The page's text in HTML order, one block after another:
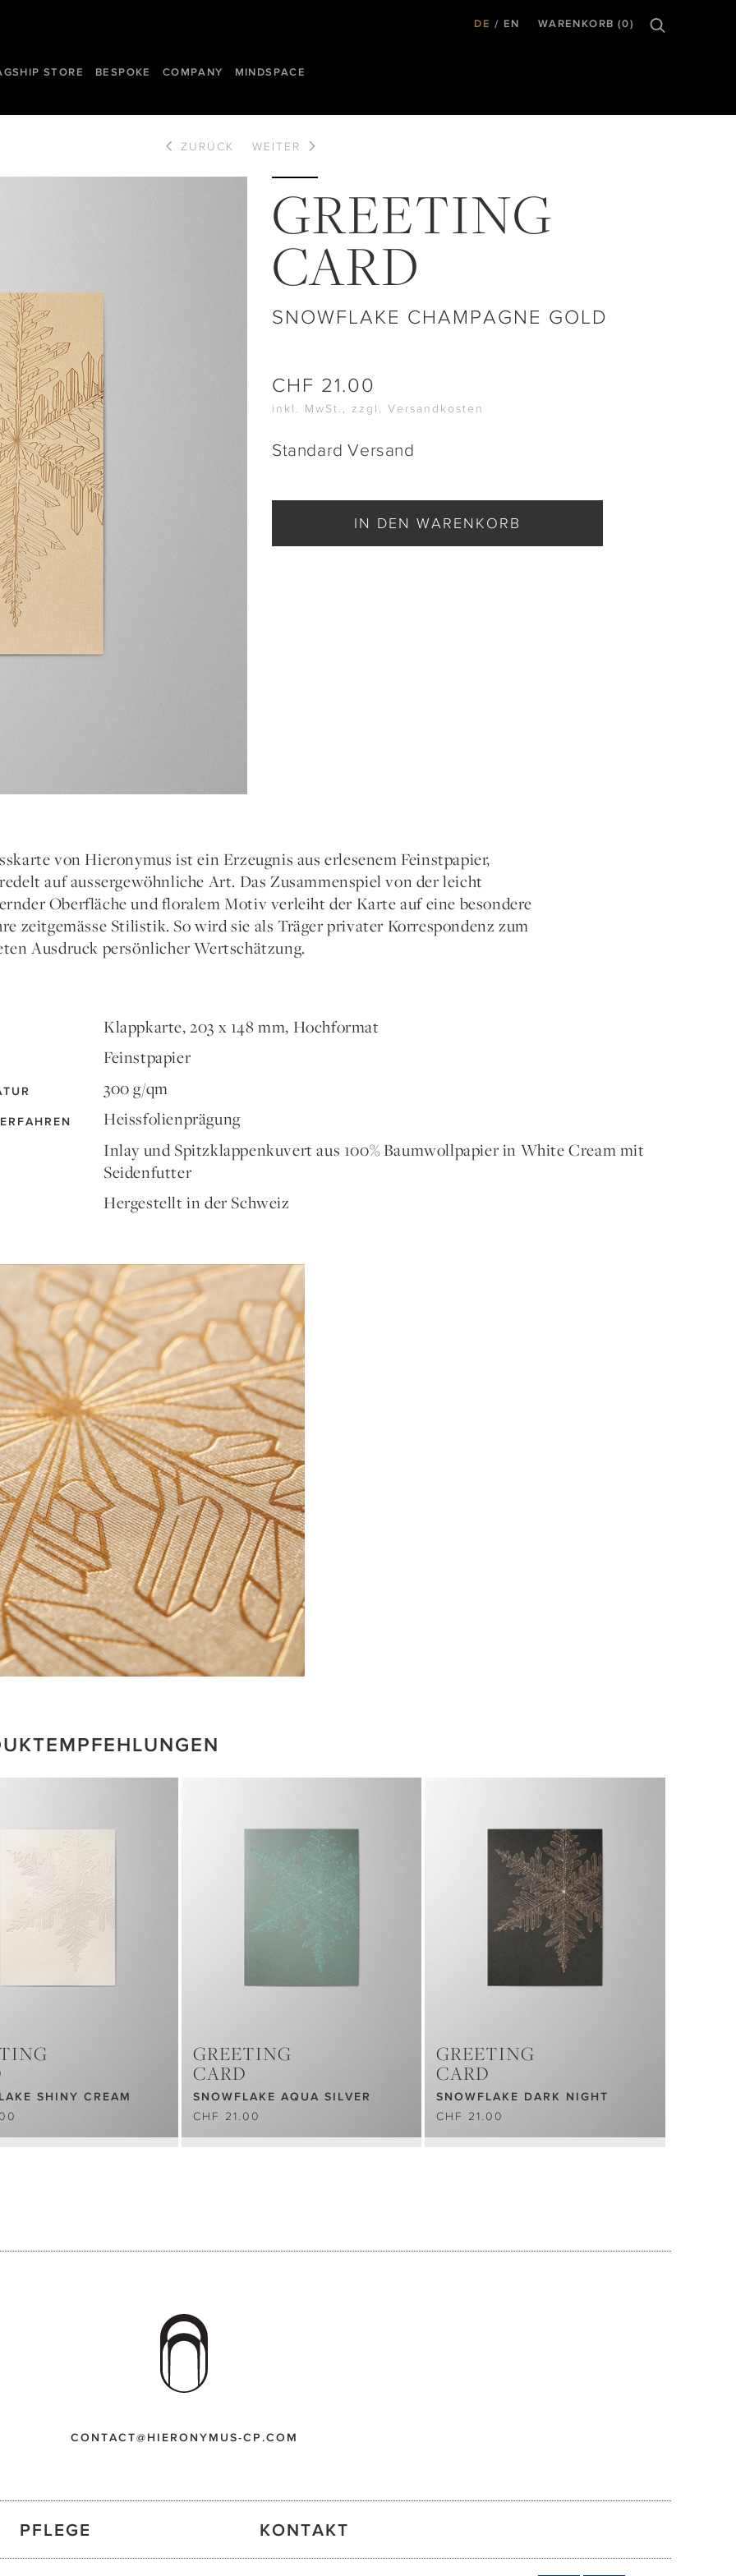
DE EN WARENKORB (0)
STORE BESPOKE COMPANY MINDSPACE
ZURÜCK WEITER
GREETING
CARD
SNOWFLAKE CHAMPAGNE GOLD
CHF 21.00
inkl. MwSt., zzgl. Versandkosten
Standard Versand
IN DEN WARENKORB
von Hieronymus ist ein Erzeugnis aus erlesenem Feinstpapier,
auf aussergewöhnliche Art. Das Zusammenspiel von der leicht
Oberfläche und floralem Motiv verleiht der Karte auf eine besondere
zeitgemässe Stilistik. So wird sie als Träger privater Korrespondenz zum
Ausdruck persönlicher Wertschätzung.
Klappkarte, 203 x 148 mm, Hochformat
Feinstpapier
300 g/qm
Heissfolienprägung
Inlay und Spitzklappenkuvert aus 100% Baumwollpapier in White Cream mit
Seidenfutter
Hergestellt in der Schweiz
SHINY CREAM
GREETING
CARD
SNOWFLAKE AQUA SILVER
CHF 21.00
GREETING
CARD
SNOWFLAKE DARK NIGHT
CHF 21.00
CONTACT@HIERONYMUS-CP.COM
PFLEGE KONTAKT